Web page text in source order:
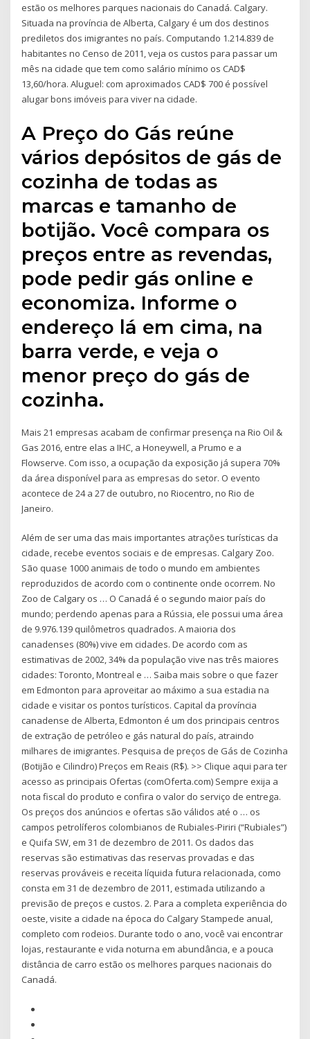
estão os melhores parques nacionais do Canadá. Calgary.
Situada na província de Alberta, Calgary é um dos destinos
prediletos dos imigrantes no país. Computando 1.214.839 de
habitantes no Censo de 2011, veja os custos para passar um
mês na cidade que tem como salário mínimo os CAD$
13,60/hora. Aluguel: com aproximados CAD$ 700 é possível
alugar bons imóveis para viver na cidade.
A Preço do Gás reúne
vários depósitos de gás de
cozinha de todas as
marcas e tamanho de
botijão. Você compara os
preços entre as revendas,
pode pedir gás online e
economiza. Informe o
endereço lá em cima, na
barra verde, e veja o
menor preço do gás de
cozinha.
Mais 21 empresas acabam de confirmar presença na Rio Oil &
Gas 2016, entre elas a IHC, a Honeywell, a Prumo e a
Flowserve. Com isso, a ocupação da exposição já supera 70%
da área disponível para as empresas do setor. O evento
acontece de 24 a 27 de outubro, no Riocentro, no Rio de
Janeiro.
Além de ser uma das mais importantes atrações turísticas da
cidade, recebe eventos sociais e de empresas. Calgary Zoo.
São quase 1000 animais de todo o mundo em ambientes
reproduzidos de acordo com o continente onde ocorrem. No
Zoo de Calgary os … O Canadá é o segundo maior país do
mundo; perdendo apenas para a Rússia, ele possui uma área
de 9.976.139 quilômetros quadrados. A maioria dos
canadenses (80%) vive em cidades. De acordo com as
estimativas de 2002, 34% da população vive nas três maiores
cidades: Toronto, Montreal e … Saiba mais sobre o que fazer
em Edmonton para aproveitar ao máximo a sua estadia na
cidade e visitar os pontos turísticos. Capital da província
canadense de Alberta, Edmonton é um dos principais centros
de extração de petróleo e gás natural do país, atraindo
milhares de imigrantes. Pesquisa de preços de Gás de Cozinha
(Botijão e Cilindro) Preços em Reais (R$). >> Clique aqui para ter
acesso as principais Ofertas (comOferta.com) Sempre exija a
nota fiscal do produto e confira o valor do serviço de entrega.
Os preços dos anúncios e ofertas são válidos até o … os
campos petrolíferos colombianos de Rubiales-Piriri (“Rubiales”)
e Quifa SW, em 31 de dezembro de 2011. Os dados das
reservas são estimativas das reservas provadas e das
reservas prováveis e receita líquida futura relacionada, como
consta em 31 de dezembro de 2011, estimada utilizando a
previsão de preços e custos. 2. Para a completa experiência do
oeste, visite a cidade na época do Calgary Stampede anual,
completo com rodeios. Durante todo o ano, você vai encontrar
lojas, restaurante e vida noturna em abundância, e a pouca
distância de carro estão os melhores parques nacionais do
Canadá.